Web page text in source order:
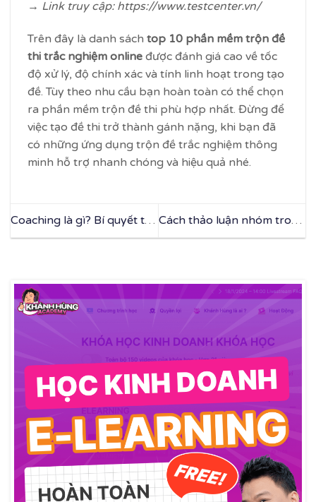
→ Link truy cập: https://www.testcenter.vn/
Trên đây là danh sách top 10 phần mềm trộn đề
thi trắc nghiệm online được đánh giá cao về tốc
độ xử lý, độ chính xác và tính linh hoạt trong tạo
đề. Tùy theo nhu cầu bạn hoàn toàn có thể chọn
ra phần mềm trộn đề thi phù hợp nhất. Đừng để
việc tạo đề thi trở thành gánh nặng, khi bạn đã
có những ứng dụng trộn đề trắc nghiệm thông
minh hỗ trợ nhanh chóng và hiệu quả nhé.
Coaching là gì? Bí quyết trở
thành chuyên gia coach
Cách thảo luận nhóm trong
giảng dạy hiệu quả